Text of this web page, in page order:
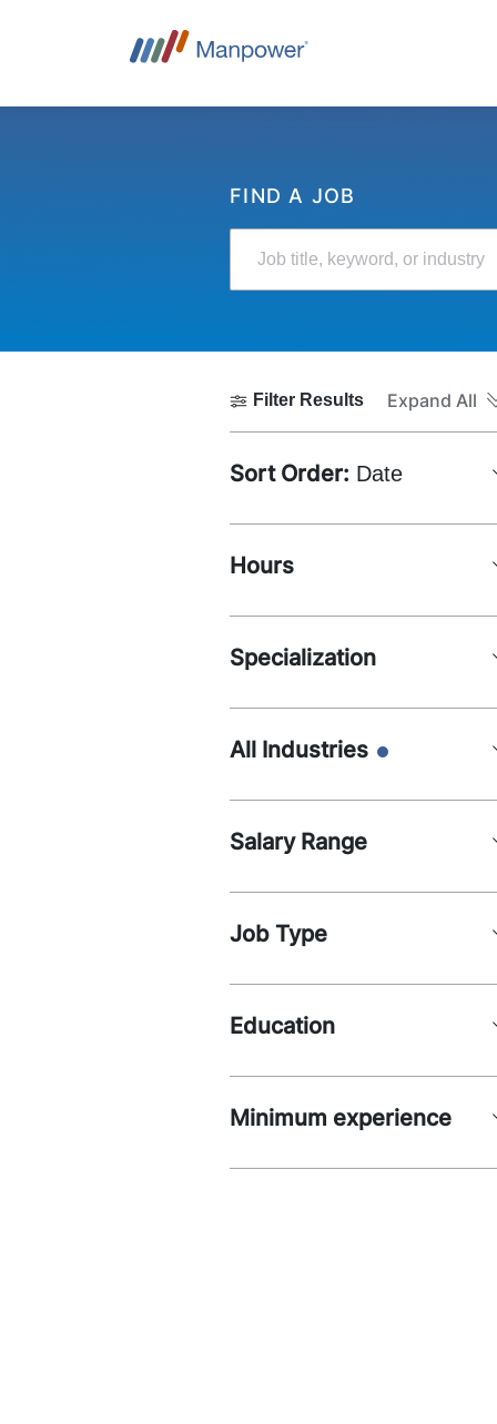
FIND A JOB
Job title, keyword, or industry
Filter Results Expand All
Sort Order: Date
Hours
Specialization
All Industries
Salary Range
Job Type
Education
Minimum experience